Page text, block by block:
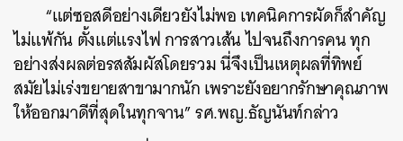
“แต่ซอสดีอย่างเดียวยังไม่พอ เทคนิคการผัดก็สำคัญ
ไม่แพ้กัน ตั้งแต่แรงไฟ การสาวเส้น ไปจนถึงการคน ทุก
อย่างส่งผลต่อรสสัมผัสโดยรวม นี่จึงเป็นเหตุผลที่ทิพย์
สมัยไม่เร่งขยายสาขามากนัก เพราะยังอยากรักษาคุณภาพ
ให้ออกมาดีที่สุดในทุกจาน” รศ.พญ.ธัญนันท์กล่าว